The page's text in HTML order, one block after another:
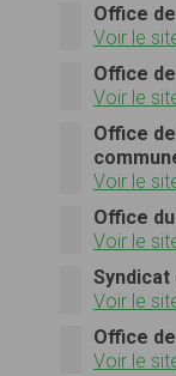
Office
Voir le
Office
Voir le
Office
Voir le
Office
Voir le
Voir le
Office
Voir le